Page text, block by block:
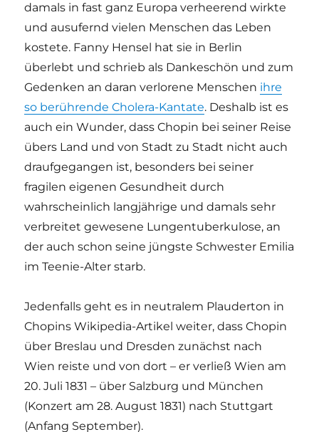
damals in fast ganz Europa verheerend wirkte
und ausufernd vielen Menschen das Leben
kostete. Fanny Hensel hat sie in Berlin
überlebt und schrieb als Dankeschön und zum
Gedenken an daran verlorene Menschen ihre
so berührende Cholera-Kantate. Deshalb ist es
auch ein Wunder, dass Chopin bei seiner Reise
übers Land und von Stadt zu Stadt nicht auch
draufgegangen ist, besonders bei seiner
fragilen eigenen Gesundheit durch
wahrscheinlich langjährige und damals sehr
verbreitet gewesene Lungentuberkulose, an
der auch schon seine jüngste Schwester Emilia
im Teenie-Alter starb.
Jedenfalls geht es in neutralem Plauderton in
Chopins Wikipedia-Artikel weiter, dass Chopin
über Breslau und Dresden zunächst nach
Wien reiste und von dort – er verließ Wien am
20. Juli 1831 – über Salzburg und München
(Konzert am 28. August 1831) nach Stuttgart
(Anfang September).